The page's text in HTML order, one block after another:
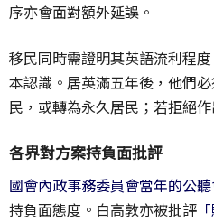
序亦會面對額外延誤。
移民同時需證明其英語流利程
本認識。居英滿五年後，他們
民，或轉為永久居民；若拒絕
各界對方案持負面批評
國會內政事務委員會當年的公
持負面態度。白高敦亦被批評